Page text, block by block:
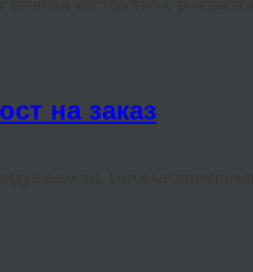
на заказ